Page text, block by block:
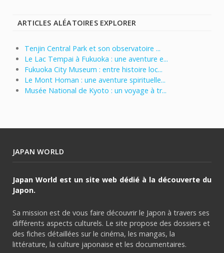
ARTICLES ALÉATOIRES EXPLORER
Tenjin Central Park et son observatoire ...
Le Lac Tempai à Fukuoka : une aventure e...
Fukuoka City Museum : entre histoire loc...
Le Mont Homan : une aventure spirituelle...
Musée National de Kyoto : un voyage à tr...
JAPAN WORLD
Japan World est un site web dédié à la découverte du
Japon.
Sa mission est de vous faire découvrir le Japon à travers ses
différents aspects culturels. Le site propose des dossiers et
des fiches détaillées sur le cinéma, les mangas, la
littérature, la culture japonaise et les documentaires.